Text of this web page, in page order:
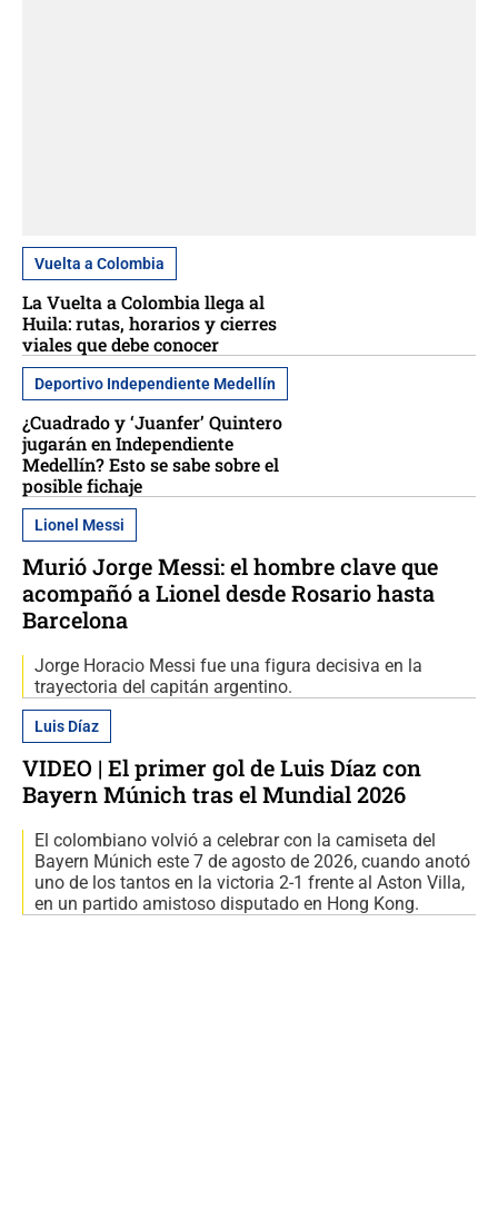
Vuelta a Colombia
La Vuelta a Colombia llega al
Huila: rutas, horarios y cierres
viales que debe conocer
Deportivo Independiente Medellín
¿Cuadrado y ‘Juanfer’ Quintero
jugarán en Independiente
Medellín? Esto se sabe sobre el
posible fichaje
Lionel Messi
Murió Jorge Messi: el hombre clave que
acompañó a Lionel desde Rosario hasta
Barcelona
Jorge Horacio Messi fue una figura decisiva en la
trayectoria del capitán argentino.
Luis Díaz
VIDEO | El primer gol de Luis Díaz con
Bayern Múnich tras el Mundial 2026
El colombiano volvió a celebrar con la camiseta del
Bayern Múnich este 7 de agosto de 2026, cuando anotó
uno de los tantos en la victoria 2-1 frente al Aston Villa,
en un partido amistoso disputado en Hong Kong.